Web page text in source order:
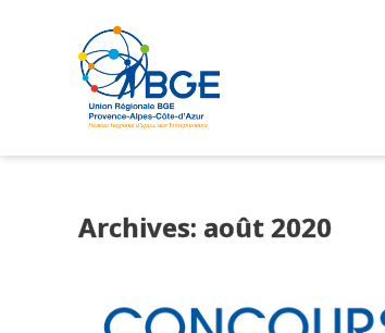
Archives: août 2020